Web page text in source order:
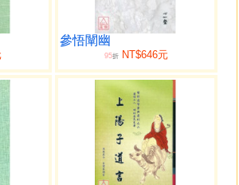
參悟闡幽
95折NT$646元